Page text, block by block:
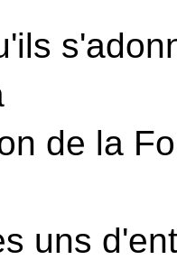
de la
uns